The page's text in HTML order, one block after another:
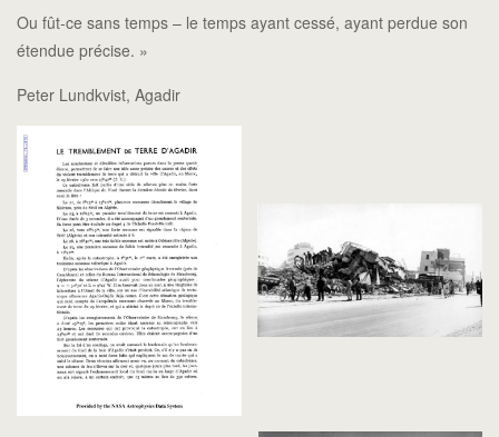
Ou fût-ce sans temps – le temps ayant cessé, ayant perdue son
étendue précise. »
Peter Lundkvist, Agadir